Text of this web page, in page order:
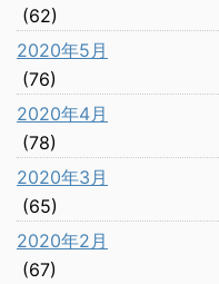
(62)
2020年5月
(76)
2020年4月
(78)
2020年3月
(65)
2020年2月
(67)